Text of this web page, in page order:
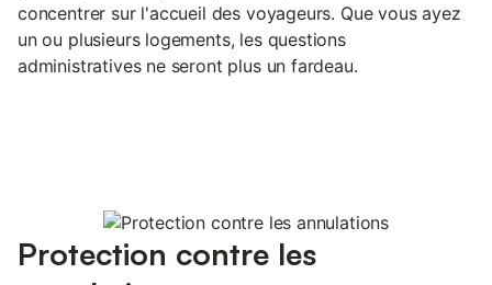
concentrer sur l'accueil des voyageurs. Que vous ayez
un ou plusieurs logements, les questions
administratives ne seront plus un fardeau.
Protection contre les